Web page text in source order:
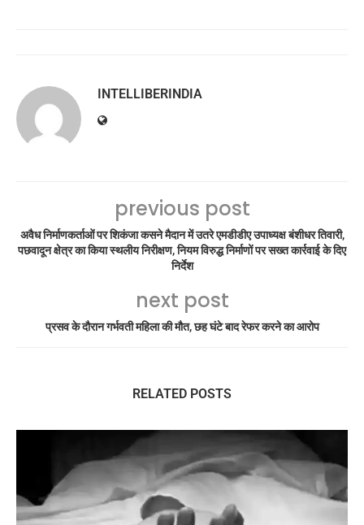
INTELLIBERINDIA
previous post
अवैध निर्माणकर्ताओं पर शिकंजा कसने मैदान में उतरे एमडीडीए उपाध्यक्ष बंशीधर तिवारी,
पछवादून क्षेत्र का किया स्थलीय निरीक्षण, नियम विरुद्ध निर्माणों पर सख्त कार्रवाई के दिए
निर्देश
next post
प्रसव के दौरान गर्भवती महिला की मौत, छह घंटे बाद रेफर करने का आरोप
RELATED POSTS